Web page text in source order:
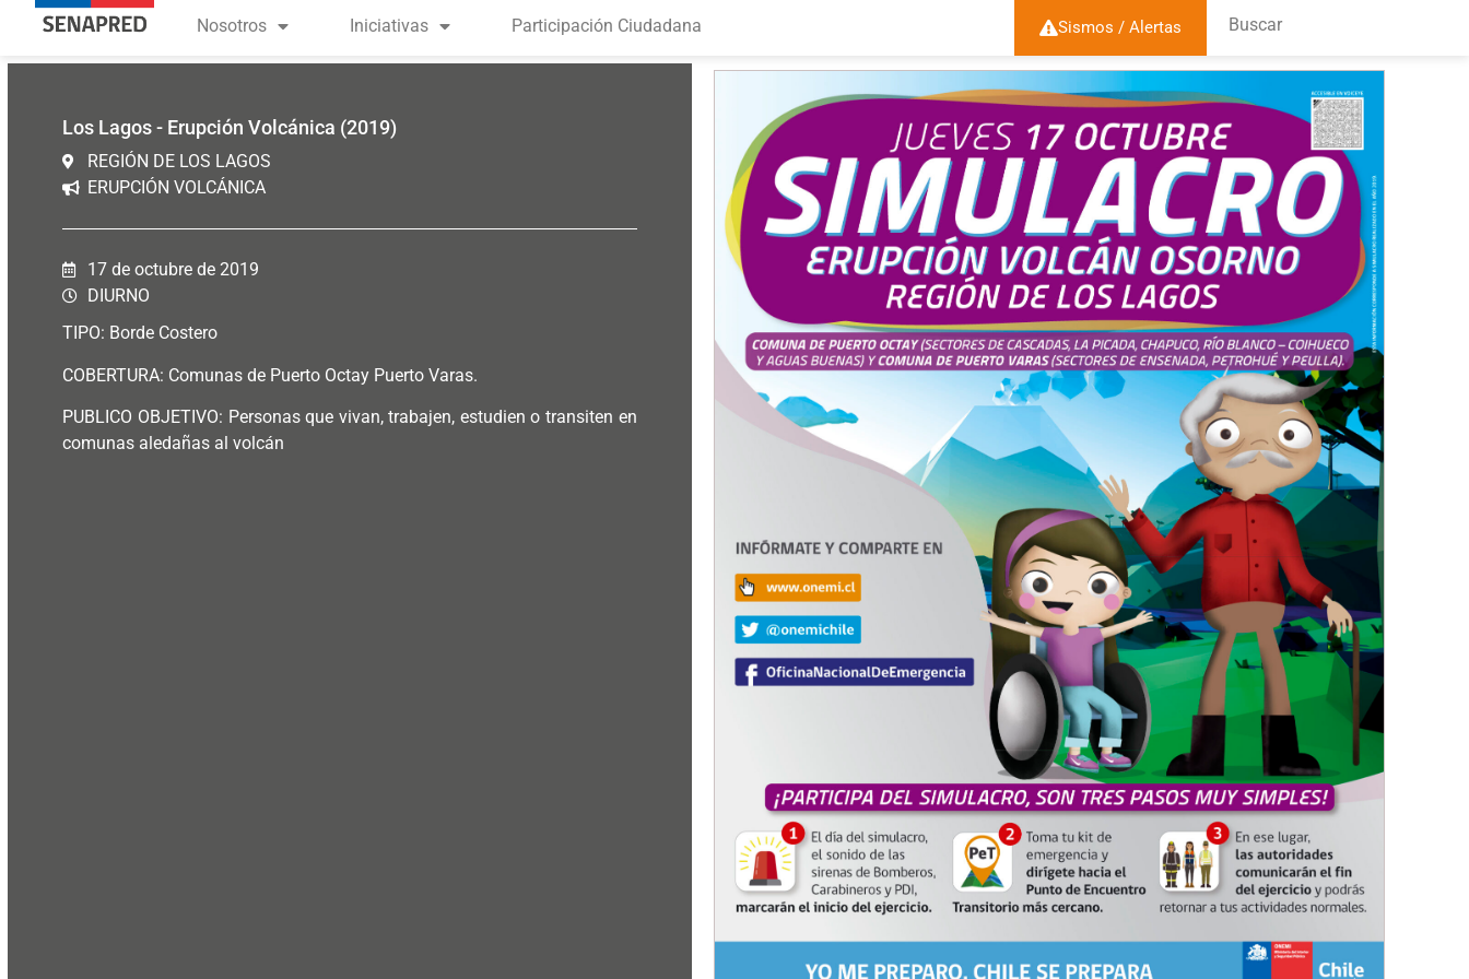
Nosotros Iniciativas Participación Ciudadana Sismos / Alertas Buscar
Los Lagos - Erupción Volcánica (2019)
REGIÓN DE LOS LAGOS
ERUPCIÓN VOLCÁNICA
17 de octubre de 2019
DIURNO
TIPO: Borde Costero
COBERTURA: Comunas de Puerto Octay Puerto Varas.
PUBLICO OBJETIVO: Personas que vivan, trabajen, estudien o transiten en
comunas aledañas al volcán